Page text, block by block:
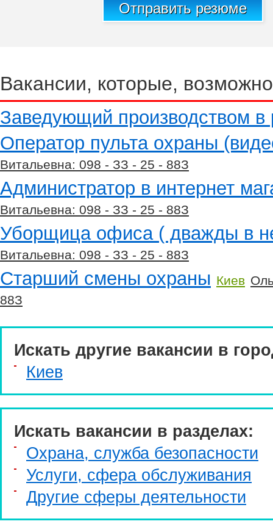
Отправить резюме
Вакансии, которые,
Заведующий производством в
Оператор пульта охраны
Витальевна: 098 - ЗЗ - 25 - 88З
Администратор в интернет
Витальевна: 098 - ЗЗ - 25 - 88З
Уборщица офиса ( дважды в
Витальевна: 098 - ЗЗ - 25 - 88З
Старший смены охраны Киев
88З
Искать другие вакансии в
Киев
Искать вакансии в разделах:
Охрана, служба безопасности
Услуги, cфера обслуживания
Другие сферы деятельности